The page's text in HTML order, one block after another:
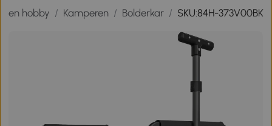
en hobby / Kamperen / Bolderkar / SKU:84H-373V00BK